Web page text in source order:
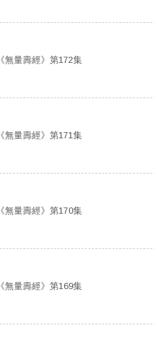
《無量壽經》第172集
《無量壽經》第171集
《無量壽經》第170集
《無量壽經》第169集